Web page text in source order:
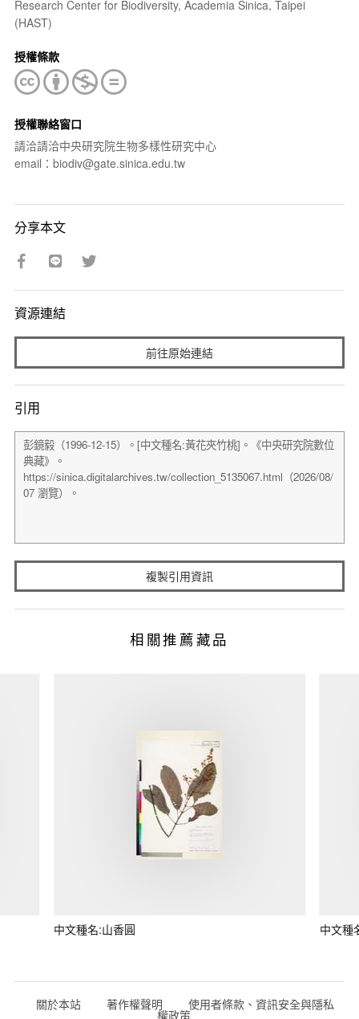
Research Center for Biodiversity, Academia Sinica, Taipei
(HAST)
授權條款
授權聯絡窗口
請洽請洽中央研究院生物多樣性研究中心
email：biodiv@gate.sinica.edu.tw
分享本文
資源連結
前往原始連結
引用
複製引用資訊
相關推薦藏品
中文種名:山香圓 中文種
關於本站 著作權聲明 使用者條款、資訊安全與隱私
權政策